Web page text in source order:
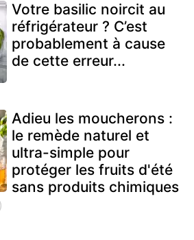
Votre basilic noircit au
réfrigérateur ? C’est
probablement à cause
de cette erreur...
Adieu les moucherons :
le remède naturel et
ultra-simple pour
protéger les fruits d'été
sans produits chimiques